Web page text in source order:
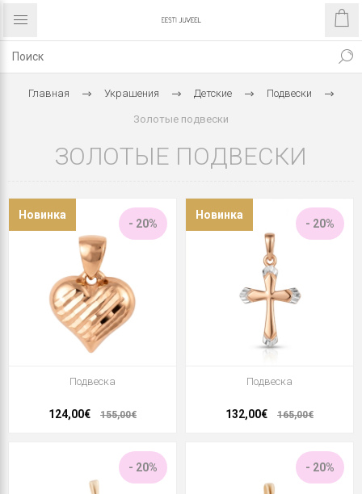
Главная Украшения Детские Подвески
Золотые подвески
ЗОЛОТЫЕ ПОДВЕСКИ
- 20%
Новинка
Подвеска
124,00€ 155,00€
- 20%
Новинка
Подвеска
132,00€ 165,00€
- 20% - 20%